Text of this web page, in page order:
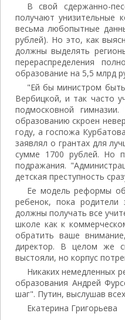
В свой сдержанно-
получают унизительные
весьма любопытные
рублей). Но это, как
должны выделять
перераспределения
образование на 5,5 млрд
"Ей бы министром
Вербицкой, и так часто
подмосковной
образованию скроен
году, а госпожа
заявлял о грантах для
сумме 1700 рублей. Но
подражания.
детская преступность
Ее модель реформы
ребенок, пока родители
должны получать все
школе как к
обратить ваше
директор. В целом же
выстояли, но корпус
Никаких немедленных
образования Андрей
шаг". Путин, выслушав
Екатерина Григорьева